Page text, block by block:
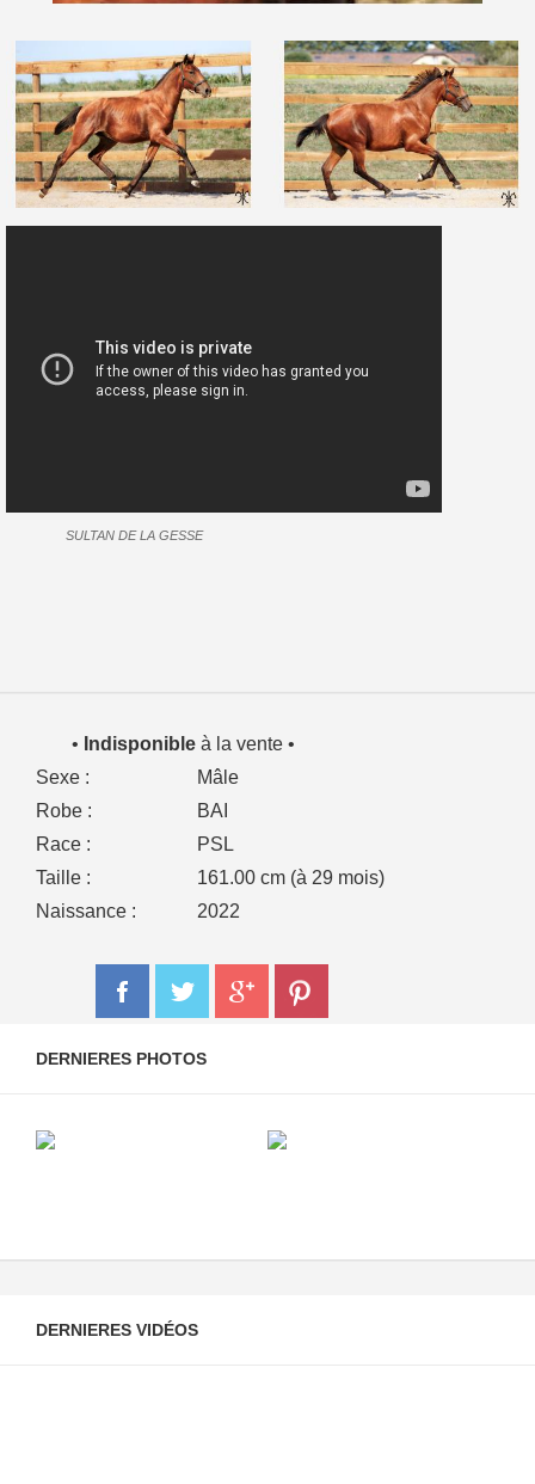
SULTAN DE LA GESSE
• Indisponible à la vente •
Sexe :
Mâle
Robe :
BAI
Race :
PSL
Taille :
161.00 cm (à 29 mois)
Naissance :
2022
DERNIERES PHOTOS
DERNIERES VIDÉOS